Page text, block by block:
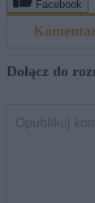
Facebook